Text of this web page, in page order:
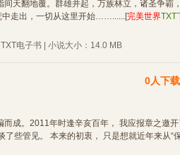
天翻地覆。群雄并起，万族林立，诸圣争霸，
走出，一切从这里开始……...... [完美世界TXT
电子书 | 小说大小：14.0 MB
0人下载
成。2011年时逢辛亥百年， 我应报章之邀开
了些管见。 本来的初衷， 只是想就近年来从“